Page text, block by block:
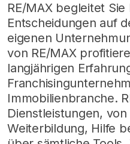
RE/MAX begleitet Sie
Entscheidungen auf
eigenen
von RE/MAX
langjährigen
Immobilienbranche.
Dienstleistungen,
Weiterbildung, Hilfe